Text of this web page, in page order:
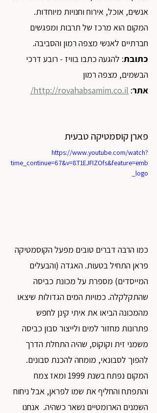
אנשים, אוכל, אירוח וחנויות מיוחדות.
המקום הוא מרכז של תרבות ומפגשים
חברתיים לאנשי מצפה רמון והסביבה.
כתובת: להגעה כתבו בוויז - רובע דרכי
הבשמים, מצפה רמון
אתר:
http://rovahabsamim.co.il/
פארן קוסמטיקה טבעית
https://www.youtube.com/watch?
time_continue=67&v=8T1EJFIZOfs&feature=emb
_logo
כמו הרבה דברים טובים מפעל הקוסמטיקה
פראן התחיל בטעות. האגדה (והבעלים
המייסדים) מספרת על מכונת כביסה
שהתקלקלה. כמויות המים הגדולות שיצאו
מהמכונה הביאו את איתי קינן לחפש
פתרונות מחזור למים ולייצור סבון כביסה
משמני זית וקוקוס, שהיה התחלת הדרך
להפוך לסבונאי, מומחה להכנת סבונים.
המקום נפתח בשנת 1999 ומאז צמח
והתפתח והחליף את שמו לפראן, אבל ניחוח
השמנים הארומטיים נשאר כשהיה.  אנחנו